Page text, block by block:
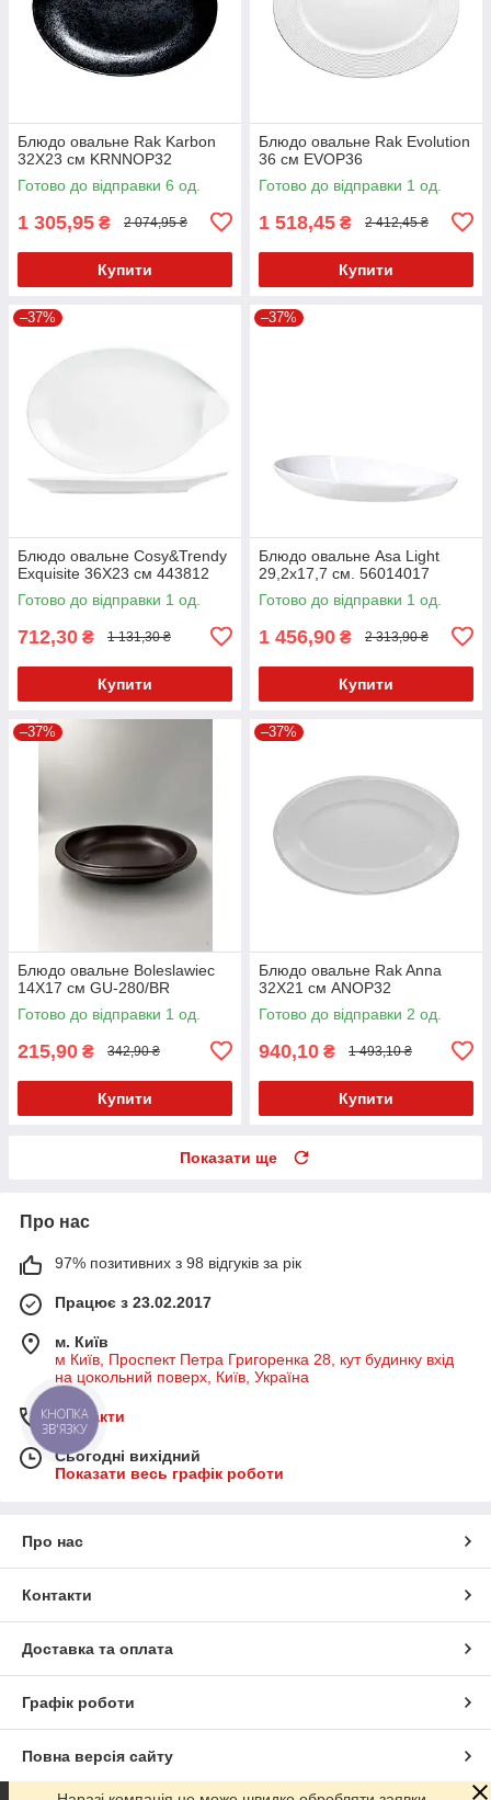
Блюдо овальне Rak Karbon
32X23 см KRNNOP32
Готово до відправки 6 од.
1 305,95 ₴ 2 074,95 ₴
Купити
Блюдо овальне Rak Evolution
36 см EVOP36
Готово до відправки 1 од.
1 518,45 ₴ 2 412,45 ₴
Купити
–37%
Блюдо овальне Cosy&Trendy
Exquisite 36Х23 см 443812
Готово до відправки 1 од.
712,30 ₴ 1 131,30 ₴
Купити
–37%
Блюдо овальне Asa Light
29,2x17,7 см. 56014017
Готово до відправки 1 од.
1 456,90 ₴ 2 313,90 ₴
Купити
–37%
Блюдо овальне Boleslawiec
14X17 см GU-280/BR
Готово до відправки 1 од.
215,90 ₴ 342,90 ₴
Купити
–37%
Блюдо овальне Rak Anna
32Х21 см ANOP32
Готово до відправки 2 од.
940,10 ₴ 1 493,10 ₴
Купити
Показати ще
Про нас
97% позитивних з 98 відгуків за рік
Працює з 23.02.2017
м. Київ
м Київ, Проспект Петра Григоренка 28, кут будинку вхід
на цокольний поверх, Київ, Україна
Контакти
Сьогодні вихідний
Показати весь графік роботи
Про нас
Контакти
Доставка та оплата
Графік роботи
Повна версія сайту
КНОПКА
ЗВ'ЯЗКУ